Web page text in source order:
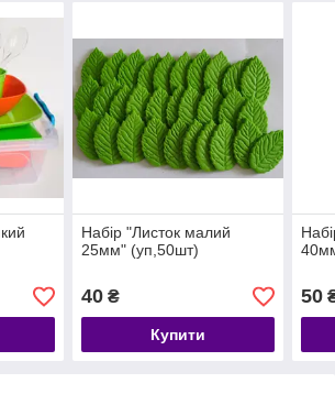
Набір "Листок малий
25мм" (уп,50шт)
40₴
Купити
50